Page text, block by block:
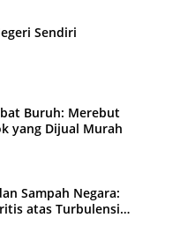
Sendiri
Buruh: Merebut
yang Dijual Murah
Sampah Negara:
atas Turbulensi